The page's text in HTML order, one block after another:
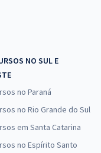
NO SUL E
no Paraná
no Rio Grande do Sul
em Santa Catarina
no Espírito Santo